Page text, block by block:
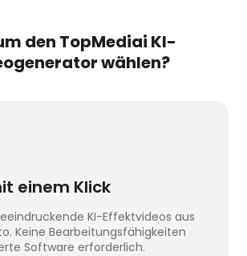
den TopMediai KI-
wählen?
einem Klick
KI-Effektvideos aus
Keine Bearbeitungsfähigkeiten
Software erforderlich.